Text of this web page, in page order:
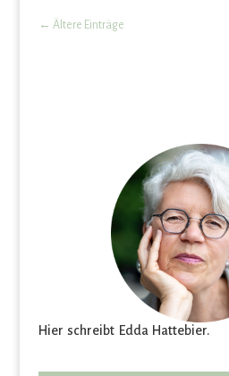
← Ältere Einträge
Hier schreibt Edda Hattebier.